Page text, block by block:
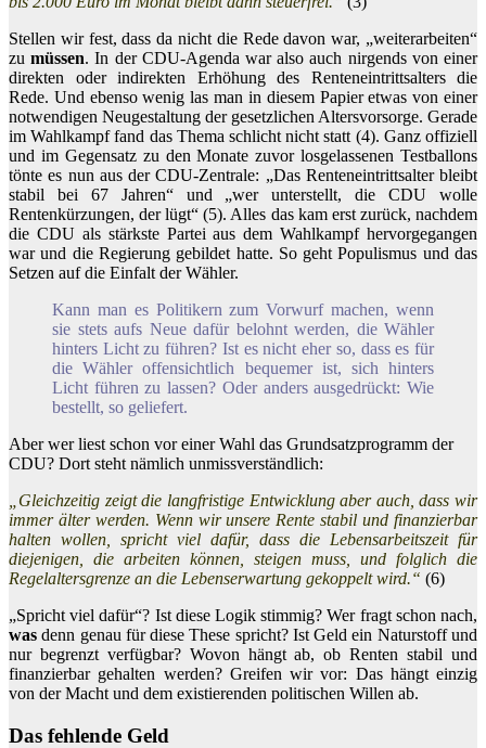
Stellen wir fest, dass da nicht die Rede davon war, „weiterarbeiten“
zumüssen. In der CDU-Agenda war also auch nirgends von einer
direkten oder indirekten Erhöhung des Renteneintrittsalters die
Rede. Und ebenso wenig las man in diesem Papier etwas von einer
notwendigen Neugestaltung der gesetzlichen Altersvorsorge. Gerade
im Wahlkampf fand das Thema schlicht nicht statt (4). Ganz offiziell
und im Gegensatz zu den Monate zuvor losgelassenen Testballons
tönte es nun aus der CDU-Zentrale: „Das Renteneintrittsalter bleibt
stabil bei 67 Jahren“ und „wer unterstellt, die CDU wolle
Rentenkürzungen, der lügt“ (5). Alles das kam erst zurück, nachdem
die CDU als stärkste Partei aus dem Wahlkampf hervorgegangen
war und die Regierung gebildet hatte. So geht Populismus und das
Setzen auf die Einfalt der Wähler.
Kann man es Politikern zum Vorwurf machen, wenn
sie stets aufs Neue dafür belohnt werden, die Wähler
hinters Licht zu führen? Ist es nicht eher so, dass es für
die Wähler offensichtlich bequemer ist, sich hinters
Licht führen zu lassen? Oder anders ausgedrückt: Wie
bestellt, so geliefert.
Aber wer liest schon vor einer Wahl das Grundsatzprogramm der
CDU? Dort steht nämlich unmissverständlich:
„Gleichzeitig zeigt die langfristige Entwicklung aber auch, dass wir
immer älter werden. Wenn wir unsere Rente stabil und finanzierbar
halten wollen, spricht viel dafür, dass die Lebensarbeitszeit für
diejenigen, die arbeiten können, steigen muss, und folglich die
Regelaltersgrenze an die Lebenserwartung gekoppelt wird.“ (6)
„Spricht viel dafür“? Ist diese Logik stimmig? Wer fragt schon nach,
was denn genau für diese These spricht? Ist Geld ein Naturstoff und
nur begrenzt verfügbar? Wovon hängt ab, ob Renten stabil und
finanzierbar gehalten werden? Greifen wir vor: Das hängt einzig
von der Macht und dem existierenden politischen Willen ab.
Das fehlende Geld